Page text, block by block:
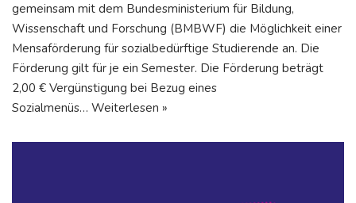
gemeinsam mit dem Bundesministerium für Bildung,
Wissenschaft und Forschung (BMBWF) die Möglichkeit einer
Mensaförderung für sozialbedürftige Studierende an. Die
Förderung gilt für je ein Semester. Die Förderung beträgt
2,00 € Vergünstigung bei Bezug eines
Sozialmenüs… Weiterlesen »